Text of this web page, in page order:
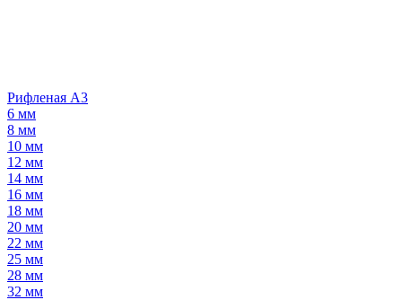
Рифленая А3
6 мм
8 мм
10 мм
12 мм
14 мм
16 мм
18 мм
20 мм
22 мм
25 мм
28 мм
32 мм